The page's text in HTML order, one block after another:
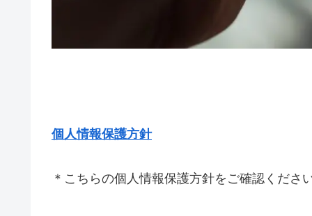
個人情報保護方針
＊こちらの個人情報保護方針をご確認くださ